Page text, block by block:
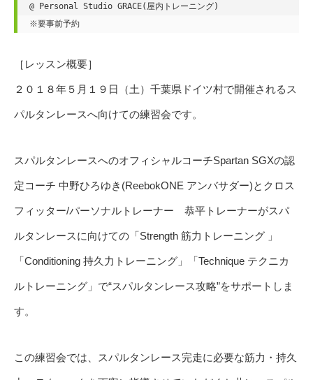
@ Personal Studio GRACE(屋内トレーニング)
※要事前予約
［レッスン概要］
２０１８年５月１９日（土）千葉県ドイツ村で開催されるス
パルタンレースへ向けての練習会です。
スパルタンレースへのオフィシャルコーチSpartan SGXの認
定コーチ 中野ひろゆき(ReebokONE アンバサダー)とクロス
フィッター/パーソナルトレーナー 恭平トレーナーがスパ
ルタンレースに向けての「Strength 筋力トレーニング 」
「Conditioning 持久力トレーニング」「Technique テクニカ
ルトレーニング」で“スパルタンレース攻略”をサポートしま
す。
この練習会では、スパルタンレース完走に必要な筋力・持久